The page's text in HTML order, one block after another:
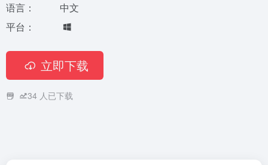
语言：
中文
平台：
立即下载
34 人已下载